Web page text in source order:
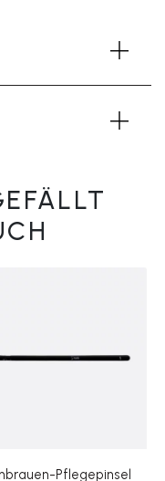
Pflegepinsel